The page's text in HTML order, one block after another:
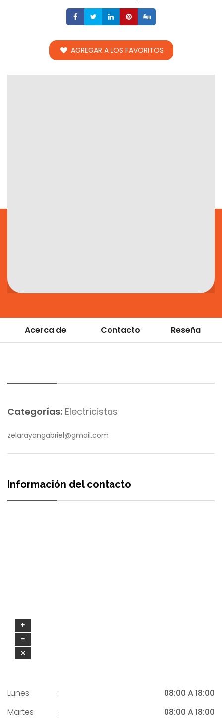
CompartirCompartirCompartirCompartir
AGREGAR A LOS FAVORITOS
Acerca de Contacto Reseña
Categorías: Electricistas
zelarayangabriel@gmail.com
Información del contacto
Lunes :
08:00 A 18:00
Martes
:
08:00 A 18:00